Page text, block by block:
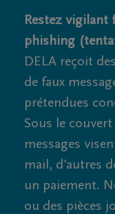
Restez vigilant
phishing
DELA reçoit
de faux
prétendues
Sous le
messages
mail, d'autres
un paiement.
ou des pièces